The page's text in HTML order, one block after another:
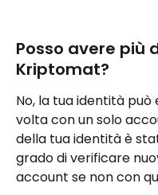
Posso avere più
Kriptomat?
No, la tua identità
volta con un solo
della tua identità è
grado di verificare
account se non con